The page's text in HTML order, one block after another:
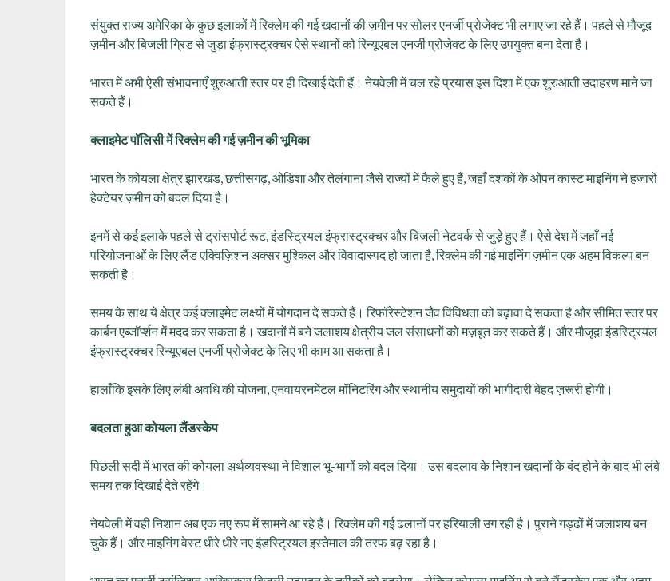
संयुक्त राज्य अमेरिका के कुछ इलाकों में रिक्लेम की गई खदानों की ज़मीन पर सोलर एनर्जी प्रोजेक्ट भी लगाए जा रहे हैं। पहले से मौजूद
ज़मीन और बिजली ग्रिड से जुड़ा इंफ्रास्ट्रक्चर ऐसे स्थानों को रिन्यूएबल एनर्जी प्रोजेक्ट के लिए उपयुक्त बना देता है।
भारत में अभी ऐसी संभावनाएँ शुरुआती स्तर पर ही दिखाई देती हैं। नेयवेली में चल रहे प्रयास इस दिशा में एक शुरुआती उदाहरण माने जा
सकते हैं।
क्लाइमेट पॉलिसी में रिक्लेम की गई ज़मीन की भूमिका
भारत के कोयला क्षेत्र झारखंड, छत्तीसगढ़, ओडिशा और तेलंगाना जैसे राज्यों में फैले हुए हैं, जहाँ दशकों के ओपन कास्ट माइनिंग ने हजारों
हेक्टेयर ज़मीन को बदल दिया है।
इनमें से कई इलाके पहले से ट्रांसपोर्ट रूट, इंडस्ट्रियल इंफ्रास्ट्रक्चर और बिजली नेटवर्क से जुड़े हुए हैं। ऐसे देश में जहाँ नई
परियोजनाओं के लिए लैंड एक्विज़िशन अक्सर मुश्किल और विवादास्पद हो जाता है, रिक्लेम की गई माइनिंग ज़मीन एक अहम विकल्प बन
सकती है।
समय के साथ ये क्षेत्र कई क्लाइमेट लक्ष्यों में योगदान दे सकते हैं। रिफॉरेस्टेशन जैव विविधता को बढ़ावा दे सकता है और सीमित स्तर पर
कार्बन एब्जॉर्प्शन में मदद कर सकता है। खदानों में बने जलाशय क्षेत्रीय जल संसाधनों को मज़बूत कर सकते हैं। और मौजूदा इंडस्ट्रियल
इंफ्रास्ट्रक्चर रिन्यूएबल एनर्जी प्रोजेक्ट के लिए भी काम आ सकता है।
हालाँकि इसके लिए लंबी अवधि की योजना, एनवायरनमेंटल मॉनिटरिंग और स्थानीय समुदायों की भागीदारी बेहद ज़रूरी होगी।
बदलता हुआ कोयला लैंडस्केप
पिछली सदी में भारत की कोयला अर्थव्यवस्था ने विशाल भू-भागों को बदल दिया। उस बदलाव के निशान खदानों के बंद होने के बाद भी लंबे
समय तक दिखाई देते रहेंगे।
नेयवेली में वही निशान अब एक नए रूप में सामने आ रहे हैं। रिक्लेम की गई ढलानों पर हरियाली उग रही है। पुराने गड्ढों में जलाशय बन
चुके हैं। और माइनिंग वेस्ट धीरे धीरे नए इंडस्ट्रियल इस्तेमाल की तरफ बढ़ रहा है।